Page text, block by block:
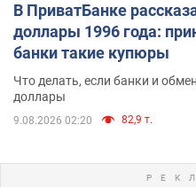
В ПриватБанке
доллары 1996 года:
банки такие купюры
Что делать, если банки и
доллары
9.08.2026 02:20 82,9 т.